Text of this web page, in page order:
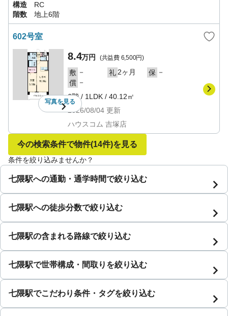
構造
RC
階数
地上6階
602号室
写真を見る
8.4万円 (共益費 6,500円)
敷 － 礼 2ヶ月 保 －
償 －
6階/ 1LDK / 40.12㎡
2026/08/04 更新
ハウスコム 吉塚店
今の検索条件で物件(14件)を見る
条件を絞り込みませんか？
七隈駅への通勤・通学時間で絞り込む
七隈駅への徒歩分数で絞り込む
七隈駅の含まれる路線で絞り込む
七隈駅で世帯構成・間取りを絞り込む
七隈駅でこだわり条件・タグを絞り込む